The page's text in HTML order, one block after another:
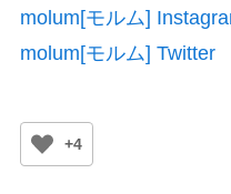
molum[モルム]
molum[モルム] Twitter
+4